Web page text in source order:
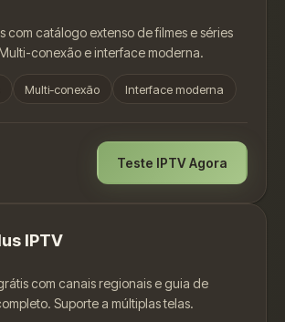
com catálogo extenso de filmes e séries
conexão e interface moderna.
Multi-conexão Interface moderna
Teste IPTV Agora
IPTV
com canais regionais e guia de
Suporte a múltiplas telas.